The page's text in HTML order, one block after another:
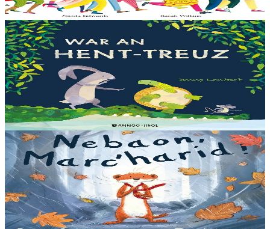
Er stok13,00 €
3 bloaz hag ouzhpenn
Bannoù-heol
War an hent-treuz
Piv a oar peseurt loened a c’haller gwelet er paludoù pa vez an noz
o serriñ ?... N’eus krokodil ebet avat. Peursur eo Logodennig. N’eo
ket ken sur he mignoned...
Er stok13,00 €
3 bloaz hag ouzhpenn
Bannoù-heol
Nebaon, Marc'harid !
An avel, ar glav... Ne blij ket tamm enet da Varc'harid Koant...
Spontet-mik e vez bewech zoken. Daoust ha Lagadeg, he mignonez
nevez, a zeuio a-benn da lakaat...